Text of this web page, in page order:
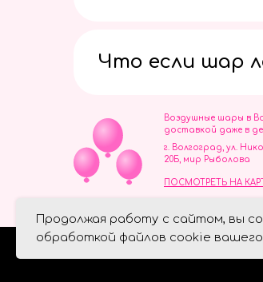
Продолжая работу с сайтом, вы
обработкой файлов cookie
Что если шар
Воздушные шары в
доставкой даже в
г. Волгоград, ул.
20Б, мир Рыболова
ПОСМОТРЕТЬ НА
ИНН 344110093739
Политика